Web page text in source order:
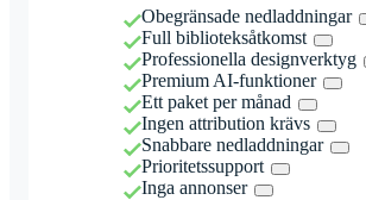
Obegränsade nedladdningar
Full biblioteksåtkomst
Professionella designverktyg
Premium AI-funktioner
Ett paket per månad
Ingen attribution krävs
Snabbare nedladdningar
Prioritetssupport
Inga annonser